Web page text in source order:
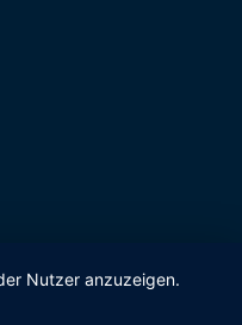
Nutzer anzuzeigen.